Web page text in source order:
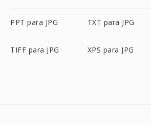
PPT para JPG TXT para JPG
TIFF para JPG XPS para JPG